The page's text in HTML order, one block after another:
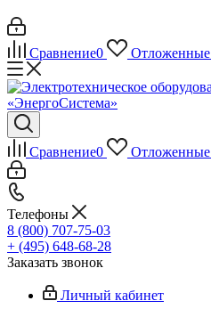
Сравнение0 Отложенные
Сравнение0 Отложенные
Телефоны
8 (800) 707-75-03
+ (495) 648-68-28
Заказать звонок
Личный кабинет